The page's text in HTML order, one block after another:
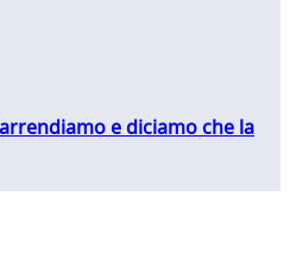
e diciamo che la